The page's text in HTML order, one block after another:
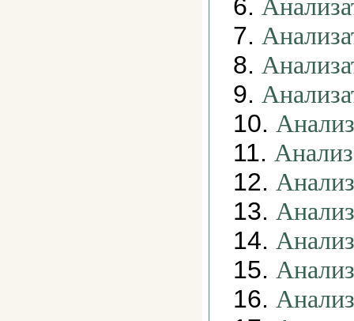
6.
7.
8.
9.
10.
11.
12.
13.
14.
15.
16.